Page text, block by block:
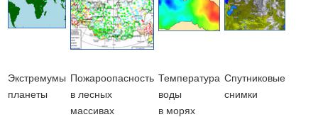
Экстремумы
планеты
Пожароопасность
в лесных
массивах
Температура
воды
в морях
Cпутниковые
снимки